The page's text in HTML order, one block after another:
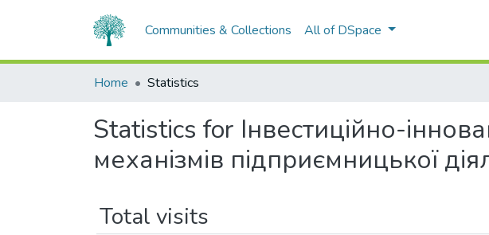
Communities & Collections All of DSpace
Home Statistics
Statistics for Інвестиційно-
механізмів підприємницької
Total visits